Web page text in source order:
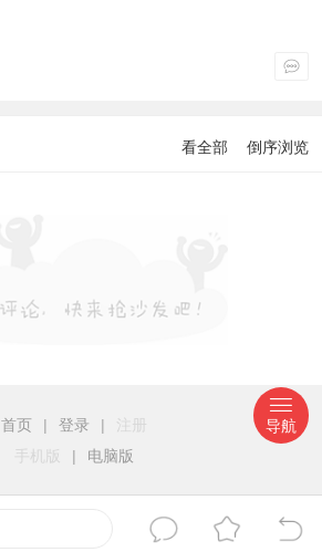
看全部 倒序浏览
首页 | 登录 |
手机版
| 电脑版
导航